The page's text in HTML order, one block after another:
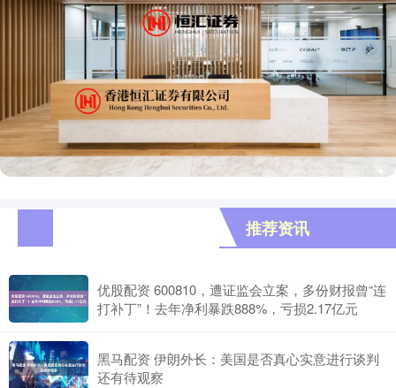
推荐资讯
优股配资 600810，遭证监会立案，多份财报曾“连
打补丁”！去年净利暴跌888%，亏损2.17亿元
黑马配资 伊朗外长：美国是否真心实意进行谈判
还有待观察